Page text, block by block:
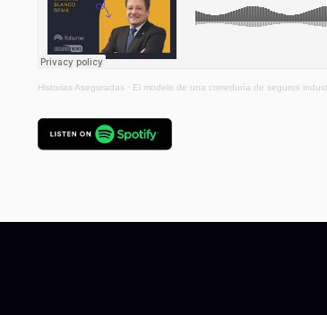
Historias Aseguradas · El modelo de una correduría de seguros